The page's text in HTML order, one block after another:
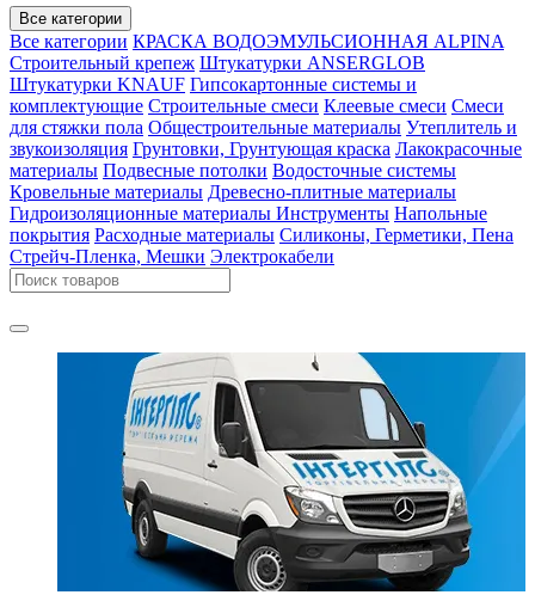
Все категории
Все категории КРАСКА ВОДОЭМУЛЬСИОННАЯ ALPINA
Строительный крепеж Штукатурки ANSERGLOB
Штукатурки KNAUF Гипсокартонные системы и
комплектующие Строительные смеси Клеевые смеси Смеси
для стяжки пола Общестроительные материалы Утеплитель и
звукоизоляция Грунтовки, Грунтующая краска Лакокрасочные
материалы Подвесные потолки Водосточные системы
Кровельные материалы Древесно-плитные материалы
Гидроизоляционные материалы Инструменты Напольные
покрытия Расходные материалы Силиконы, Герметики, Пена
Стрейч-Пленка, Мешки Электрокабели